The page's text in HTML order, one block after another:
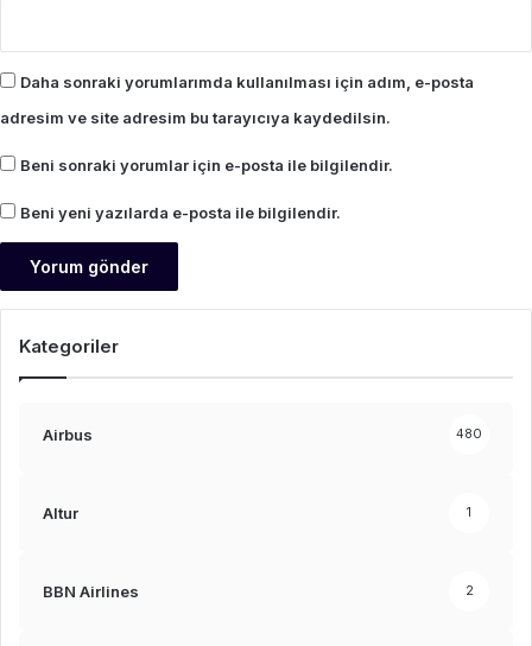
Daha sonraki yorumlarımda kullanılması için adım, e-posta
adresim ve site adresim bu tarayıcıya kaydedilsin.
Beni sonraki yorumlar için e-posta ile bilgilendir.
Beni yeni yazılarda e-posta ile bilgilendir.
Kategoriler
Airbus 480
Altur 1
BBN Airlines 2